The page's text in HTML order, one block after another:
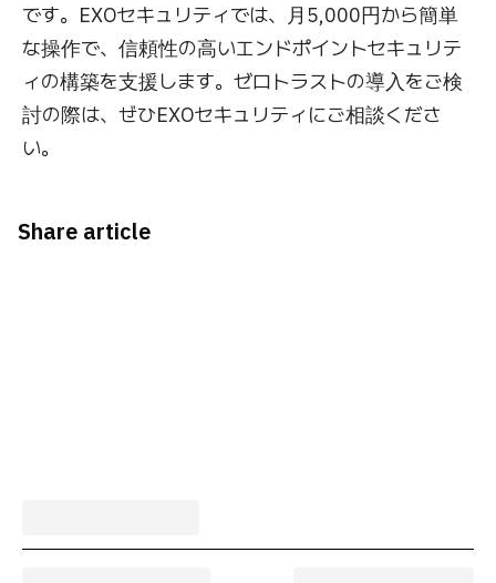
です。EXOセキュリティでは、月5,000円から簡単
な操作で、信頼性の高いエンドポイントセキュリテ
ィの構築を支援します。ゼロトラストの導入をご検
討の際は、ぜひEXOセキュリティにご相談くださ
い。
Share article